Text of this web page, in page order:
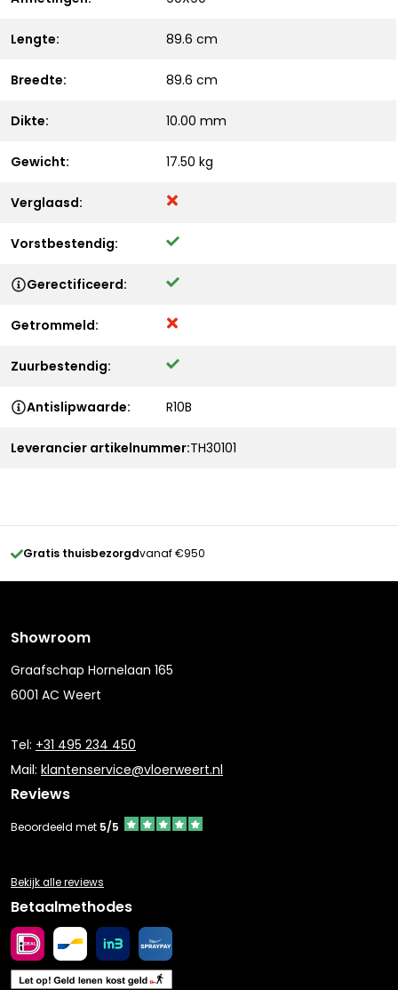
Lengte: 89.6 cm
Breedte: 89.6 cm
Dikte: 10.00 mm
Gewicht: 17.50 kg
Verglaasd:
Vorstbestendig:
Gerectificeerd:
Getrommeld:
Zuurbestendig:
Antislipwaarde: R10B
Leverancier artikelnummer:TH30101
Gratis thuisbezorgdvanaf €950
Showroom
Graafschap Hornelaan 165
6001 AC Weert
Tel: +31 495 234 450
Mail: klantenservice@vloerweert.nl
Reviews
Beoordeeld met 5/5
Bekijk alle reviews
Betaalmethodes